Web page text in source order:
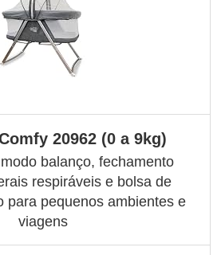
20962 (0 a 9kg)
balanço, fechamento
respiráveis e bolsa de
para pequenos ambientes e
viagens